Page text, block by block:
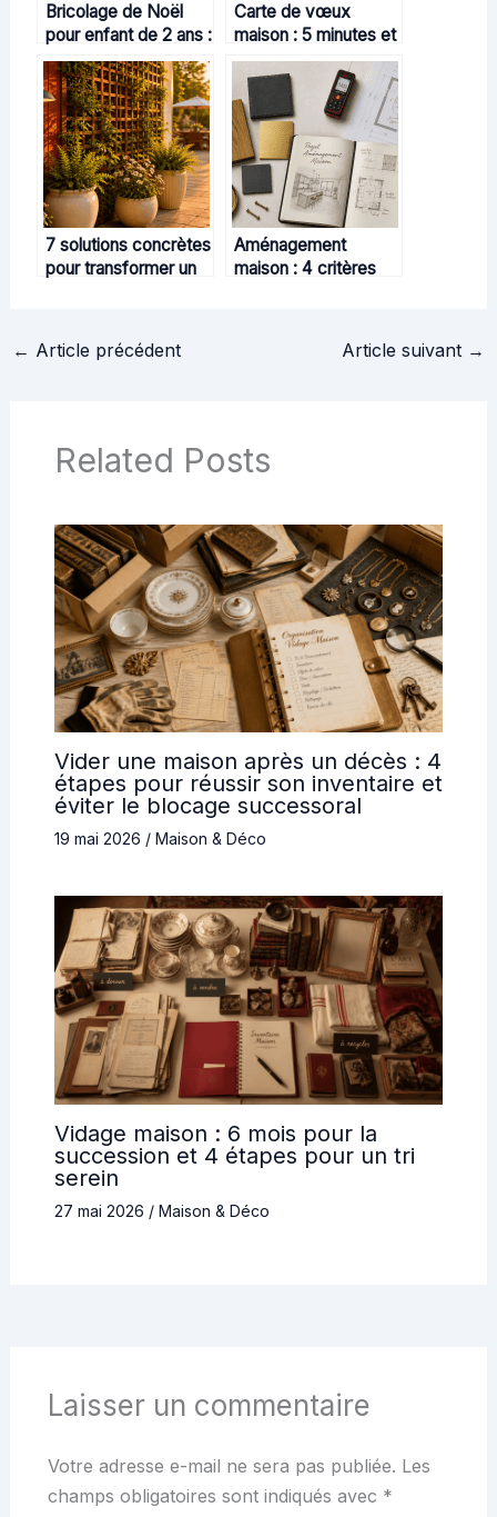
Bricolage de Noël
pour enfant de 2 ans :
4 ateliers créatifs
sans danger
Carte de vœux
maison : 5 minutes et
3 matériaux pour un
message unique
7 solutions concrètes
pour transformer un
Aménagement
maison : 4 critères
← Article précédent Article suivant →
Related Posts
Vider une maison après un décès : 4
étapes pour réussir son inventaire et
éviter le blocage successoral
19 mai 2026 / Maison & Déco
Vidage maison : 6 mois pour la
succession et 4 étapes pour un tri
serein
27 mai 2026 / Maison & Déco
Laisser un commentaire
Votre adresse e-mail ne sera pas publiée. Les
champs obligatoires sont indiqués avec *